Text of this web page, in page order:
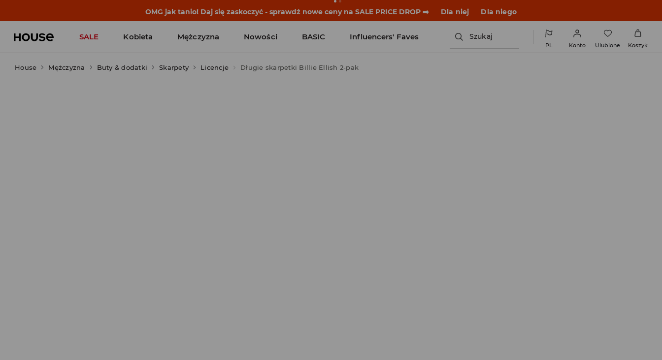
OMG jak tanio! Daj się zaskoczyć - sprawdź nowe ceny na SALE PRICE DROP ➡️ Dla niej Dla niego
SALE Kobieta Mężczyzna Nowości BASIC Influencers' Faves Szukaj
PL Konto Ulubione Koszyk
House Mężczyzna Buty & dodatki Skarpety Licencje Długie skarpetki Billie Ellish 2-pak